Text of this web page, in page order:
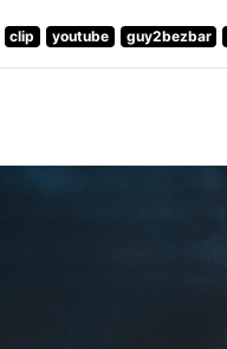
clip youtube guy2bezbar